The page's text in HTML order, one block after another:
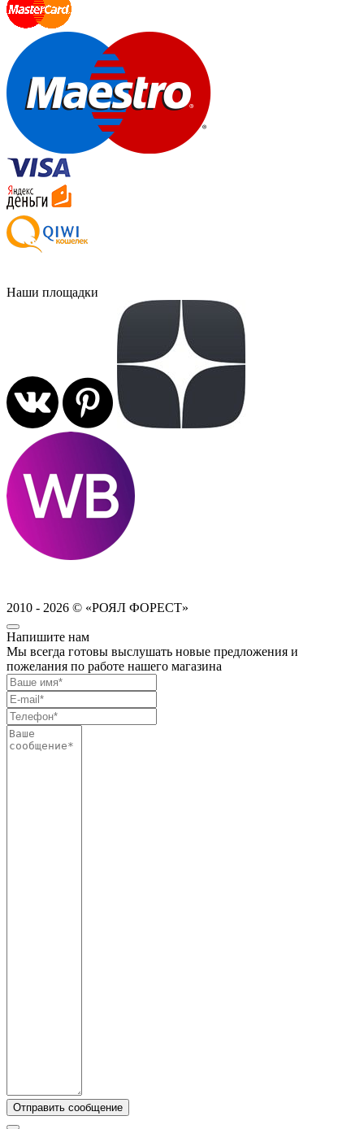
Наши площадки
2010 - 2026 © «РОЯЛ ФОРЕСТ»
Напишите нам
Мы всегда готовы выслушать новые предложения и
пожелания по работе нашего магазина